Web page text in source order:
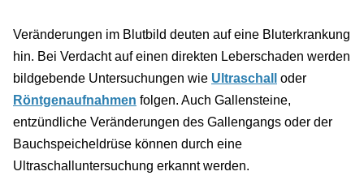
Veränderungen im Blutbild deuten auf eine Bluterkrankung
hin. Bei Verdacht auf einen direkten Leberschaden werden
bildgebende Untersuchungen wie Ultraschall
oder
Röntgenaufnahmen folgen. Auch Gallensteine,
entzündliche Veränderungen des Gallengangs oder der
Bauchspeicheldrüse können durch eine
Ultraschalluntersuchung erkannt werden.